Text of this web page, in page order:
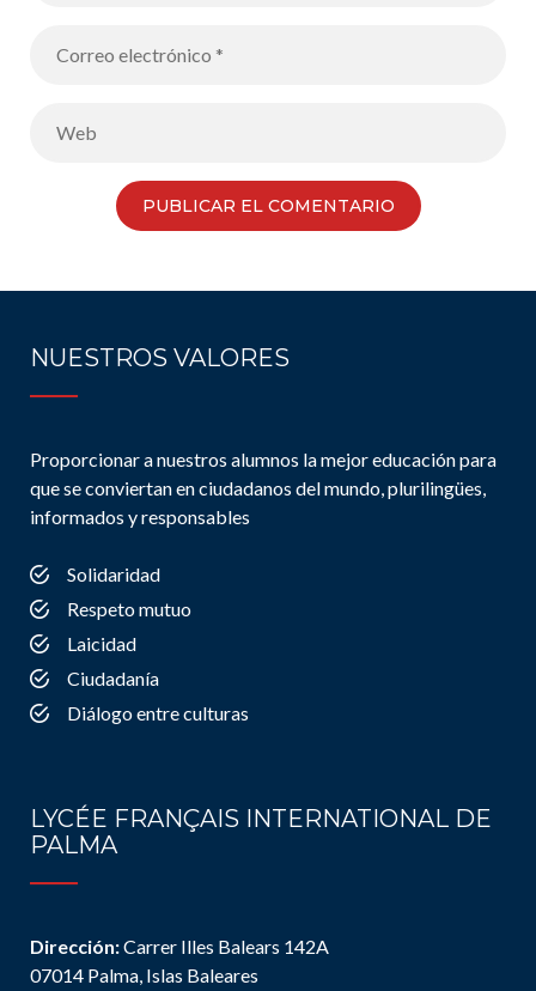
NUESTROS VALORES
Proporcionar a nuestros alumnos la mejor educación para
que se conviertan en ciudadanos del mundo, plurilingües,
informados y responsables
Solidaridad
Respeto mutuo
Laicidad
Ciudadanía
Diálogo entre culturas
LYCÉE FRANÇAIS INTERNATIONAL DE
PALMA
Dirección:Carrer Illes Balears 142A
07014 Palma, Islas Baleares